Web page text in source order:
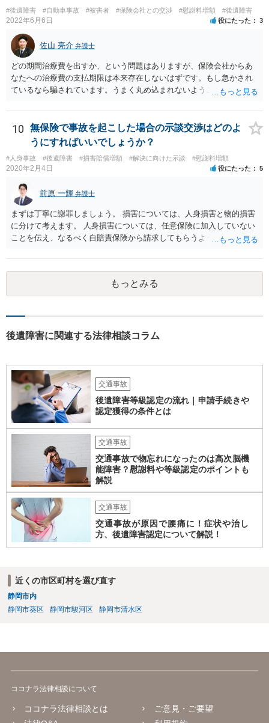
ているがが定かではありませんが、昨年４月から既に１年半年程度経
過しており、時効なども意識しながら対応をしておきたいところで
す。 待っていても事態が打開しない可能性もあるため、依頼の対応が
可能な弁護士に個別に問い合わせ、上記の方法等を参考に進め方を相
談してみるのが望ましいかもしれません。
#後遺障害 #自動車事故 #被害者 #保険会社との交渉 #慰謝料増額 #後遺障害
2022年6月6日 役にたった 3
佐山 亮介 弁護士
どの期間治療費を出すか、という問題はありますが、保険会社からあ
なたへの治療費の支払期限は本来存在しないはずです。もし急かされ
ているなら騙されています。うまく丸め込まれないようご注意下さ
せんが、受診したならば提出すべきです。
10
無保険で事故を起こした場合の示談交渉はどのよ
うにすればいいでしょうか？
#人身事故 #後遺障害 #損害賠償増額 #解決に向けた示談 #慰謝料増額
2020年2月4日 役にたった 5
前原 一輝 弁護士
まずは丁寧に謝罪しましょう。 損害については、人身損害と物的損害
に分けて考えます。 人身損害については、任意保険に加入していない
ことを伝え、なるべく自賠責保険から請求してもらうようお願いして
願いしてください。 物的損害については、請求の根拠を精査する必要
があり、写真や見積書を送ってもらい、請求金額が正当化をちゃんと
チェックする必要があります。 相談者様の資力がどれだけあるのかは
分かりませんが、資力に応じた対応をして行くほかありません。 訴訟
ャラクターの問題もあるので、どうすればよいのかという正解はあり
合によっては交渉を任せた方がいいかもしれません。
もっとみる
後遺障害に関連する法律相談コラム
交通事故
後遺障害等級認定の流れ｜申請手続きや
認定獲得の条件とは
交通事故
交通事故で物忘れになったのは高次脳機
能障害？慰謝料や等級認定のポイントも
解説
交通事故
交通事故が原因で腰痛に！症状や治し
方、後遺障害認定について解説！
近くの市区町村を選び直す
静岡市内
静岡市葵区
静岡市駿河区 静岡市清水区
ココナラ法律相談について
ココナラ法律相談とは
ご意見・ご要望